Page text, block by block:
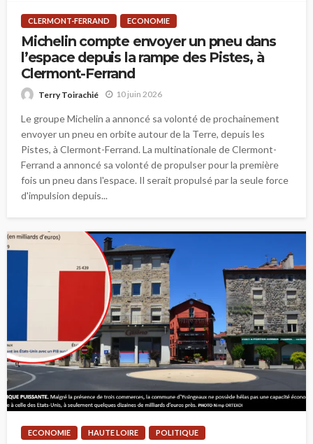
CLERMONT-FERRAND ECONOMIE
Michelin compte envoyer un pneu dans
l’espace depuis la rampe des Pistes, à
Clermont-Ferrand
Terry Toirachié 10 juin 2026
Le groupe Michelin a annoncé sa volonté de prochainement
envoyer un pneu en orbite autour de la Terre, depuis les
Pistes, à Clermont-Ferrand. La multinationale de Clermont-
Ferrand a annoncé sa volonté de propulser pour la première
fois un pneu dans l'espace. Il serait propulsé par la seule force
d'impulsion depuis...
ECONOMIE HAUTE LOIRE POLITIQUE